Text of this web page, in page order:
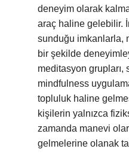
deneyim olarak
araç haline gelebilir.
sunduğu imkanlarla,
bir şekilde
meditasyon grupları,
mindfulness
topluluk haline
kişilerin yalnızca
zamanda manevi
gelmelerine olanak